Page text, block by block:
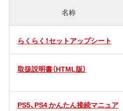
名称
らくらく！セットアップシート
取扱説明書（HTML版）
PS5、PS4 かんたん接続マニュア